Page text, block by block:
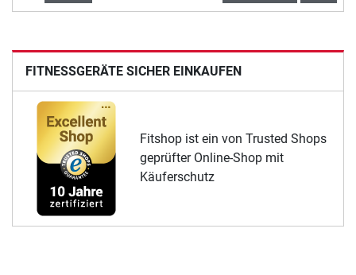
FITNESSGERÄTE SICHER EINKAUFEN
Fitshop ist ein von Trusted Shops
geprüfter Online-Shop mit
Käuferschutz